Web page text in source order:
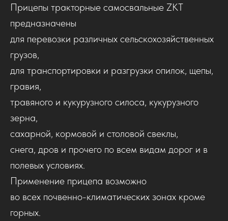
Прицепы тракторные самосвальные ZKT
предназначены
для перевозки различных сельскохозяйственных
грузов,
для транспортировки и разгрузки опилок, щепы,
гравия,
травяного и кукурузного силоса, кукурузного
зерна,
сахарной, кормовой и столовой свеклы,
снега, дров и прочего по всем видам дорог и в
полевых условиях.
Применение прицепа возможно
во всех почвенно-климатических зонах кроме
горных.